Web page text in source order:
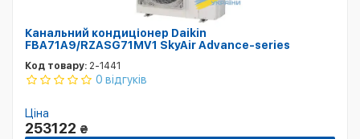
Канальний кондиціонер Daikin
FBA71A9/RZASG71MV1 SkyAir Advance-series
Код товару: 2-1441
0 відгуків
Ціна
253122 ₴